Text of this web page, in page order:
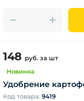
148 руб. за шт
Новинка
Удобрение
Код товара: 9419